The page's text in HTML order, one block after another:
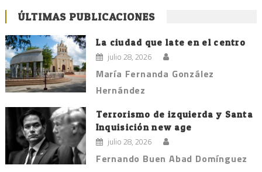
ÚLTIMAS PUBLICACIONES
La ciudad que late en el centro
julio 28, 2026
María Fernanda González
Hernández
Terrorismo de izquierda y Santa
Inquisición new age
julio 28, 2026
Fernando Buen Abad Domínguez